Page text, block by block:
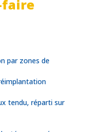
faire
par zones de
tendu, réparti sur